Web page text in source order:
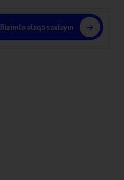
Bizimlə əlaqə saxlayın